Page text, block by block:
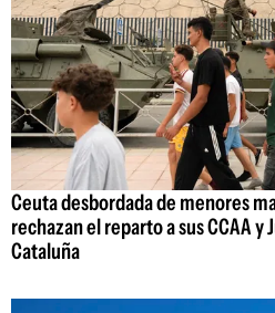
Ceuta desbordada de menores
rechazan el reparto a sus CCAA
Cataluña